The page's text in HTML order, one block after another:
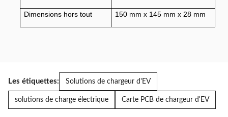
Dimensions hors tout 150 mm x 145 mm x 28 mm
Les étiquettes: Solutions de chargeur d'EV
solutions de charge électrique Carte PCB de chargeur d'EV